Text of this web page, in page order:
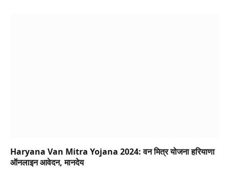
Haryana Van Mitra Yojana 2024: वन मित्र योजना हरियाणा
ऑनलाइन आवेदन, मानदेय